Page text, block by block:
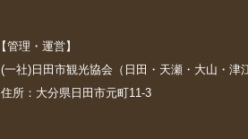
【管理・運営】
(一社)日田市観光協会（日田・天瀬・大山・津
住所：大分県日田市元町11-3